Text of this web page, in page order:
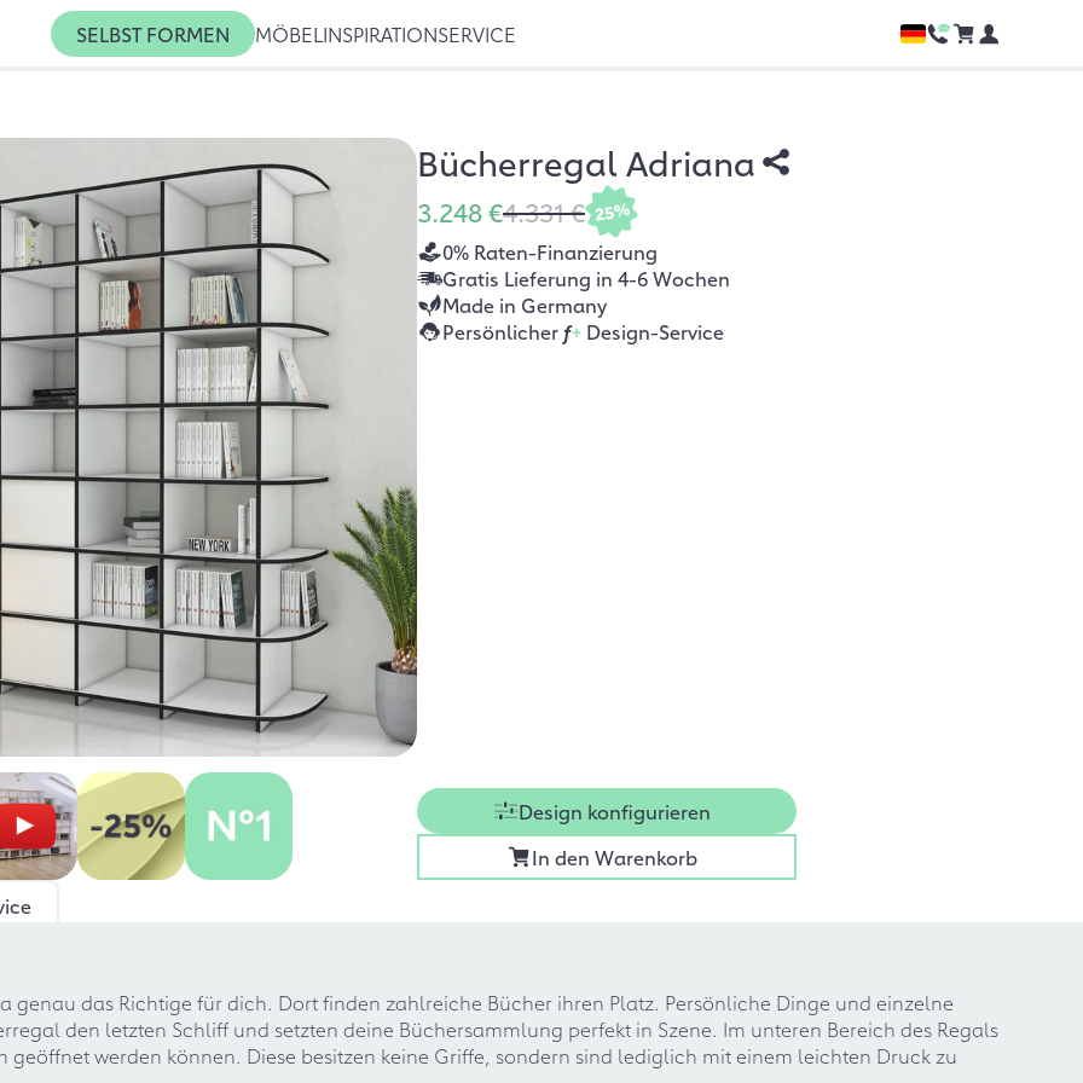
SELBST FORMEN MÖBEL INSPIRATIONSERVICE
Bücherregal Adriana
3.248 €4.331 € 25%
0% Raten-Finanzierung
Gratis Lieferung in 4-6 Wochen
Made in Germany
Persönlicher f+Design-Service
Design konfigurieren
In den Warenkorb
genau das Richtige für dich. Dort finden zahlreiche Bücher ihren Platz. Persönliche Dinge und einzelne
den letzten Schliff und setzten deine Büchersammlung perfekt in Szene. Im unteren Bereich des Regals
geöffnet werden können. Diese besitzen keine Griffe, sondern sind lediglich mit einem leichten Druck zu